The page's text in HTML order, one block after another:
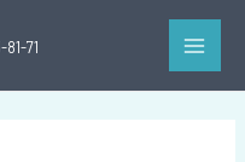
81-71
Main